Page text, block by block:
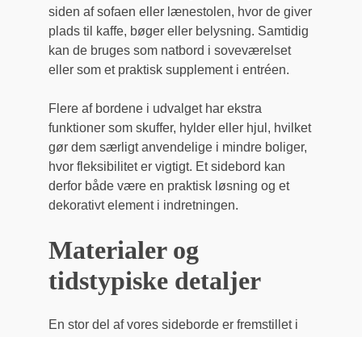
siden af sofaen eller lænestolen, hvor de giver
plads til kaffe, bøger eller belysning. Samtidig
kan de bruges som natbord i soveværelset
eller som et praktisk supplement i entréen.
Flere af bordene i udvalget har ekstra
funktioner som skuffer, hylder eller hjul, hvilket
gør dem særligt anvendelige i mindre boliger,
hvor fleksibilitet er vigtigt. Et sidebord kan
derfor både være en praktisk løsning og et
dekorativt element i indretningen.
Materialer og
tidstypiske detaljer
En stor del af vores sideborde er fremstillet i